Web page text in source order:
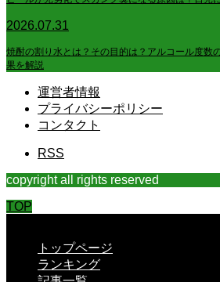
2026.07.31
焼酎の割り水とは？その目的は？アルコール度数
果を解説
運営者情報
プライバシーポリシー
コンタクト
RSS
copyright all rights reserved
TOP
トップページ
ランキング